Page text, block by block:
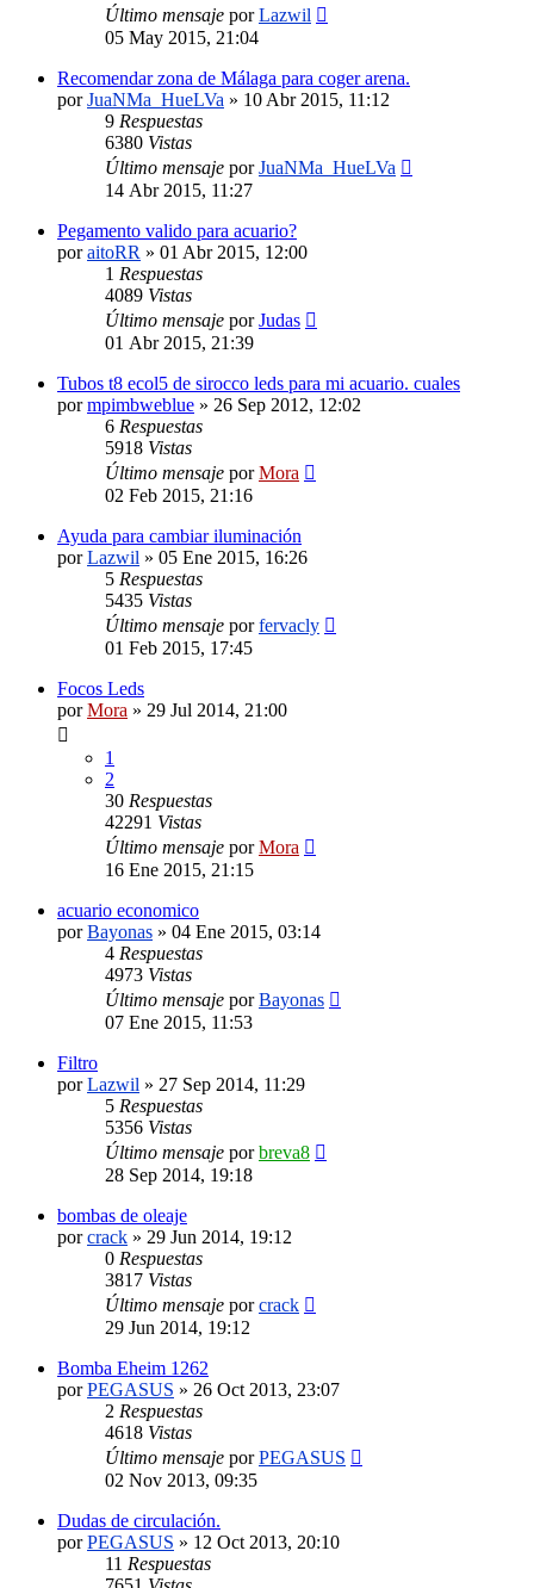
Último mensaje porLazwil
05 May 2015, 21:04
Recomendar zona de Málaga para coger arena.
porJuaNMa_HueLVa » 10 Abr 2015, 11:12
9 Respuestas
6380 Vistas
Último mensaje porJuaNMa_HueLVa
14 Abr 2015, 11:27
Pegamento valido para acuario?
poraitoRR » 01 Abr 2015, 12:00
1 Respuestas
4089 Vistas
Último mensaje porJudas
01 Abr 2015, 21:39
Tubos t8 ecol5 de sirocco leds para mi acuario. cuales
pormpimbweblue » 26 Sep 2012, 12:02
6 Respuestas
5918 Vistas
Último mensaje porMora
02 Feb 2015, 21:16
Ayuda para cambiar iluminación
porLazwil » 05 Ene 2015, 16:26
5 Respuestas
5435 Vistas
Último mensaje porfervacly
01 Feb 2015, 17:45
Focos Leds
porMora » 29 Jul 2014, 21:00
1
2
30 Respuestas
42291 Vistas
Último mensaje porMora
16 Ene 2015, 21:15
acuario economico
porBayonas » 04 Ene 2015, 03:14
4 Respuestas
4973 Vistas
Último mensaje porBayonas
07 Ene 2015, 11:53
Filtro
porLazwil » 27 Sep 2014, 11:29
5 Respuestas
5356 Vistas
Último mensaje porbreva8
28 Sep 2014, 19:18
bombas de oleaje
porcrack » 29 Jun 2014, 19:12
0 Respuestas
3817 Vistas
Último mensaje porcrack
29 Jun 2014, 19:12
Bomba Eheim 1262
porPEGASUS » 26 Oct 2013, 23:07
2 Respuestas
4618 Vistas
Último mensaje porPEGASUS
02 Nov 2013, 09:35
Dudas de circulación.
porPEGASUS » 12 Oct 2013, 20:10
11 Respuestas